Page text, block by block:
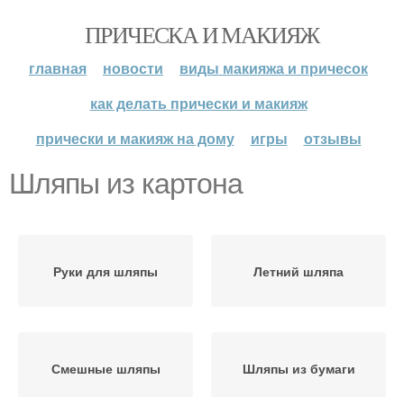
ПРИЧЕСКА И МАКИЯЖ
главная новости
виды макияжа и причесок
как делать прически и макияж
прически и макияж на дому
игры отзывы
Шляпы из картона
Руки для шляпы Летний шляпа
Смешные шляпы Шляпы из бумаги